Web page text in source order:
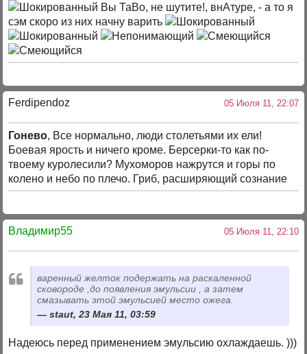
Вы ТаВо, не шутите!, внАтуре, - а то я
сэм скоро из них начну варить
Ferdipendoz 05 Июля 11, 22:07
Гонево, Все нормально, люди столетьями их ели!
Боевая ярость и ничего кроме. Берсерки-то как по-
твоему куролесили? Мухоморов нажрутся и горы по
колено и небо по плечо. Гриб, расширяющий сознание
Владимир55 05 Июля 11, 22:10
варенный желток подержать на раскаленной
сковороде ,до появления эмульсии , а затем
смазывать этой эмульсией место ожега.
staut, 23 Мая 11, 03:59
Надеюсь перед применением эмульсию охлаждаешь. )))